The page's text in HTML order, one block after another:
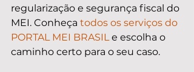
regularização e segurança fiscal do
MEI. Conheça todos os serviços do
PORTAL MEI BRASIL e escolha o
caminho certo para o seu caso.